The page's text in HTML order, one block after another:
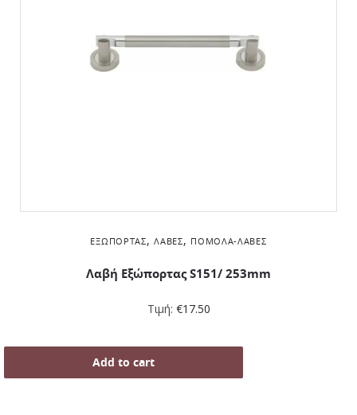
ΕΞΏΠΟΡΤΑΣ,ΛΑΒΈΣ, ΠΌΜΟΛΑ-ΛΑΒΈΣ
Λαβή Εξώπορτας S151/ 253mm
Τιμή: €17.50
Add to cart